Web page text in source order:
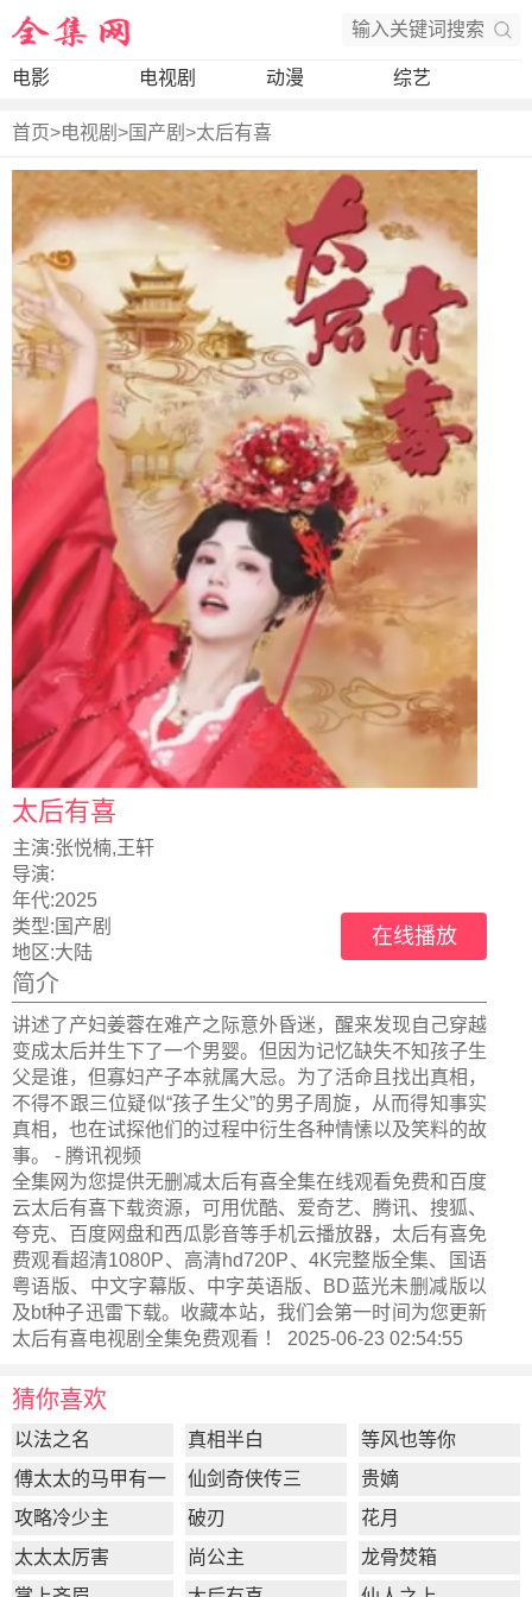
电影 电视剧 动漫 综艺
首页>电视剧 >国产剧 >太后有喜
太后有喜
主演:张悦楠,王轩
导演:
年代:2025
类型: 国产剧
地区:大陆
在线播放
简介
讲述了产妇姜蓉在难产之际意外昏迷，醒来发现自己穿越
变成太后并生下了一个男婴。但因为记忆缺失不知孩子生
父是谁，但寡妇产子本就属大忌。为了活命且找出真相，
不得不跟三位疑似“孩子生父”的男子周旋，从而得知事实
真相，也在试探他们的过程中衍生各种情愫以及笑料的故
事。 - 腾讯视频
全集网为您提供无删减太后有喜全集在线观看免费和百度
云太后有喜下载资源，可用优酷、爱奇艺、腾讯、搜狐、
夸克、百度网盘和西瓜影音等手机云播放器，太后有喜免
费观看超清1080P、高清hd720P、4K完整版全集、国语
粤语版、中文字幕版、中字英语版、BD蓝光未删减版以
及bt种子迅雷下载。收藏本站，我们会第一时间为您更新
太后有喜电视剧全集免费观看 ！ 2025-06-23 02:54:55
猜你喜欢
以法之名 真相半白
等风也等你
傅太太的马甲有一
点多
仙剑奇侠传三
贵嫡
攻略冷少主
破刃
花月
太太太厉害
尚公主
龙骨焚箱